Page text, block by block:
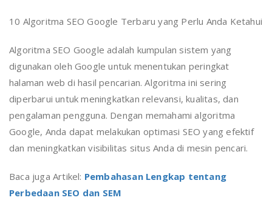
10 Algoritma SEO Google Terbaru yang Perlu Anda Ketahui
Algoritma SEO Google adalah kumpulan sistem yang
digunakan oleh Google untuk menentukan peringkat
halaman web di hasil pencarian. Algoritma ini sering
diperbarui untuk meningkatkan relevansi, kualitas, dan
pengalaman pengguna. Dengan memahami algoritma
Google, Anda dapat melakukan optimasi SEO yang efektif
dan meningkatkan visibilitas situs Anda di mesin pencari.
Baca juga Artikel: Pembahasan Lengkap tentang
Perbedaan SEO dan SEM